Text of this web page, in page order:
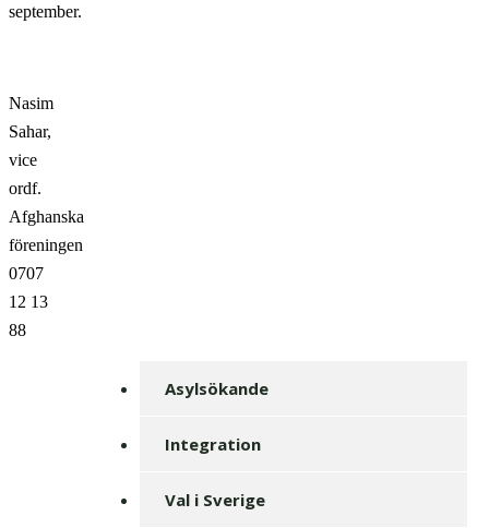
september.
Nasim
Sahar,
vice
ordf.
Afghanska
föreningen
0707
12 13
88
Asylsökande
Integration
Val i Sverige